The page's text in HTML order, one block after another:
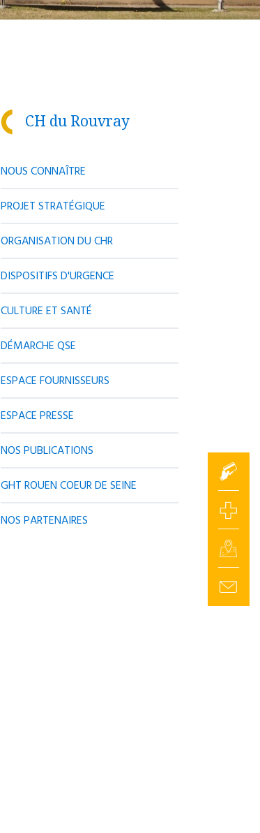
CH du Rouvray
NOUS CONNAÎTRE
PROJET STRATÉGIQUE
ORGANISATION DU CHR
DISPOSITIFS D'URGENCE
CULTURE ET SANTÉ
DÉMARCHE QSE
ESPACE FOURNISSEURS
ESPACE PRESSE
NOS PUBLICATIONS
GHT ROUEN COEUR DE SEINE
NOS PARTENAIRES